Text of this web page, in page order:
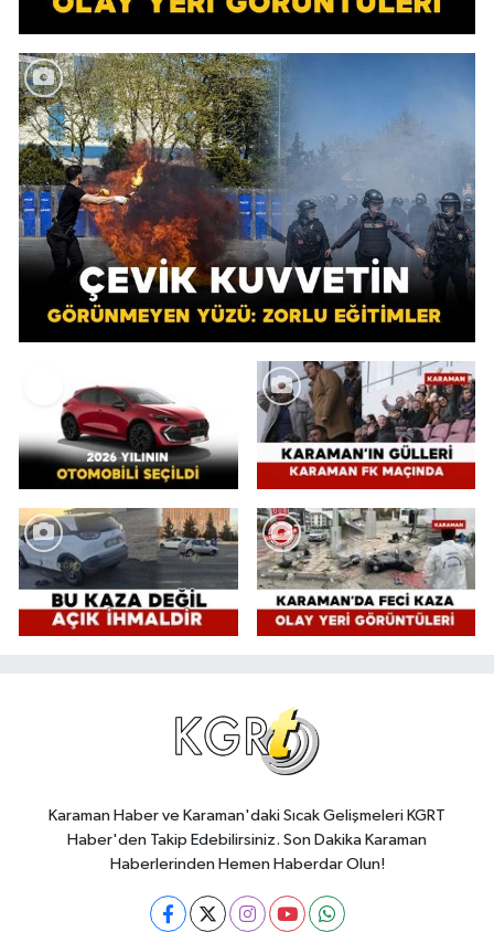
Karaman Haber ve Karaman'daki Sıcak Gelişmeleri KGRT
Haber'den Takip Edebilirsiniz. Son Dakika Karaman
Haberlerinden Hemen Haberdar Olun!